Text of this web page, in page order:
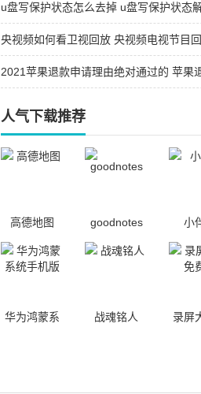
u盘写保护状态怎么去掉 u盘写保护状态
央视频如何看卫视回放 央视频电视节目
2021苹果退款申请理由绝对通过的 苹果
人气下载推荐
高德地图 goodnotes 小
华为鸿蒙系
战魂铭人
录屏